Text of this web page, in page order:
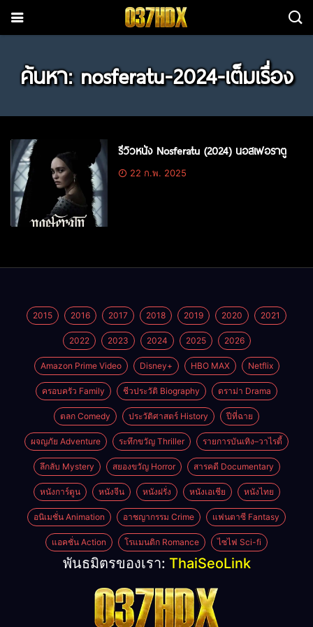
ค้นหา: nosferatu-2024-เต็มเรื่อง
รีวิวหนัง Nosferatu (2024) นอสเฟอราตู
22 ก.พ. 2025
2015 2016 2017 2018 2019 2020 2021
2022 2023 2024 2025 2026
Amazon Prime Video Disney+ HBO MAX Netflix
ครอบครัว Family ชีวประวัติ Biography ดราม่า Drama
ตลก Comedy ประวัติศาสตร์ History ปีที่ฉาย
ผจญภัย Adventure ระทึกขวัญ Thriller รายการบันเทิง–วาไรตี้
ลึกลับ Mystery สยองขวัญ Horror สารคดี Documentary
หนังการ์ตูน หนังจีน หนังฝรั่ง หนังเอเชีย หนังไทย
อนิเมชั่น Animation อาชญากรรม Crime แฟนตาซี Fantasy
แอคชั่น Action โรแมนติก Romance ไซไฟ Sci-fi
พันธมิตรของเรา: ThaiSeoLink